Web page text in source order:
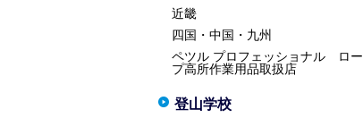
近畿
四国・中国・九州
ペツル プロフェッショナル ロー
プ高所作業用品取扱店
登山学校